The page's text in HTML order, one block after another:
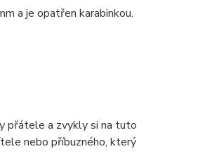
a je opatřen karabinkou.
přátele a zvykly si na tuto
nebo příbuzného, který